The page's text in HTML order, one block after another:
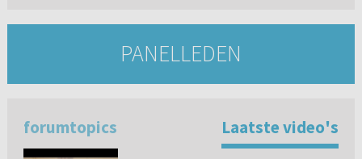
PANELLEDEN
forumtopics Laatste video's